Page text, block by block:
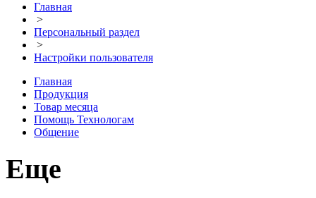
Главная
>
Персональный раздел
>
Настройки пользователя
Главная
Продукция
Товар месяца
Помощь Технологам
Общение
Еще